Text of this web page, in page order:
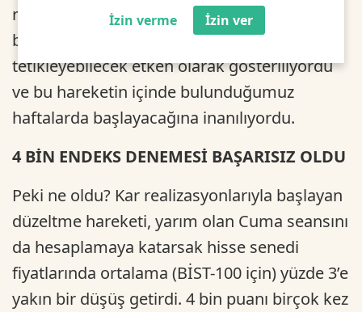
İzin verme İzin ver
rasyoları açısından daha da ucuzlayacağı
beklentisi, bir yıl sonu rallisini
tetikleyebilecek etken olarak gösteriliyordu
ve bu hareketin içinde bulunduğumuz
haftalarda başlayacağına inanılıyordu.
4 BİN ENDEKS DENEMESİ BAŞARISIZ OLDU
Peki ne oldu? Kar realizasyonlarıyla başlayan
düzeltme hareketi, yarım olan Cuma seansını
da hesaplamaya katarsak hisse senedi
fiyatlarında ortalama (BİST-100 için) yüzde 3’e
yakın bir düşüş getirdi. 4 bin puanı birçok kez